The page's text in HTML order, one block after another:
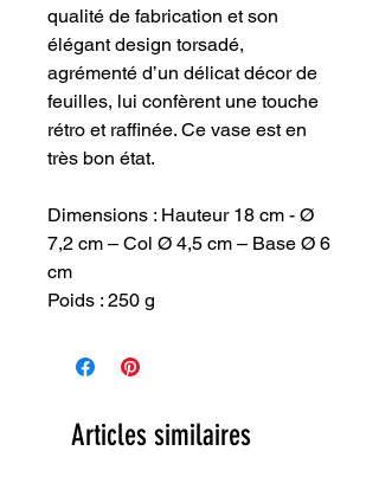
qualité de fabrication et son
élégant design torsadé,
agrémenté d’un délicat décor de
feuilles, lui confèrent une touche
rétro et raffinée. Ce vase est en
très bon état.
Dimensions : Hauteur 18 cm - Ø
7,2 cm – Col Ø 4,5 cm – Base Ø 6
cm
Poids : 250 g
Articles similaires